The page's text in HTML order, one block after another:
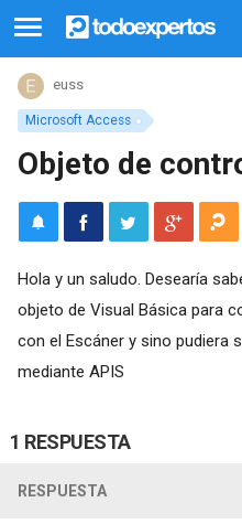
Microsoft Access
euss
Objeto de
Hola y un saludo. Desearía
objeto de Visual Básica para
con el Escáner y sino pudiera
mediante APIS
1 RESPUESTA
RESPUESTA